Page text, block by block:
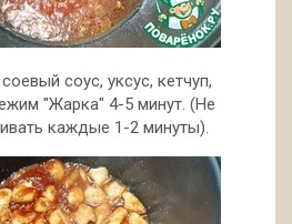
соус, уксус, кетчуп,
"Жарка" 4-5 минут. (Не
каждые 1-2 минуты).